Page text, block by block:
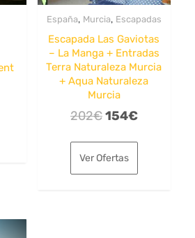
España, Murcia, Escapadas
Escapada Las Gaviotas
– La Manga + Entradas
Terra Naturaleza Murcia
+ Aqua Naturaleza
Murcia
202€El
original
era:
154€El
es:
Ver Ofertas